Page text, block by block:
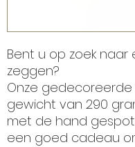
Bent u op zoek
zeggen?
Onze
gewicht van 290
met de hand
een goed cadeau